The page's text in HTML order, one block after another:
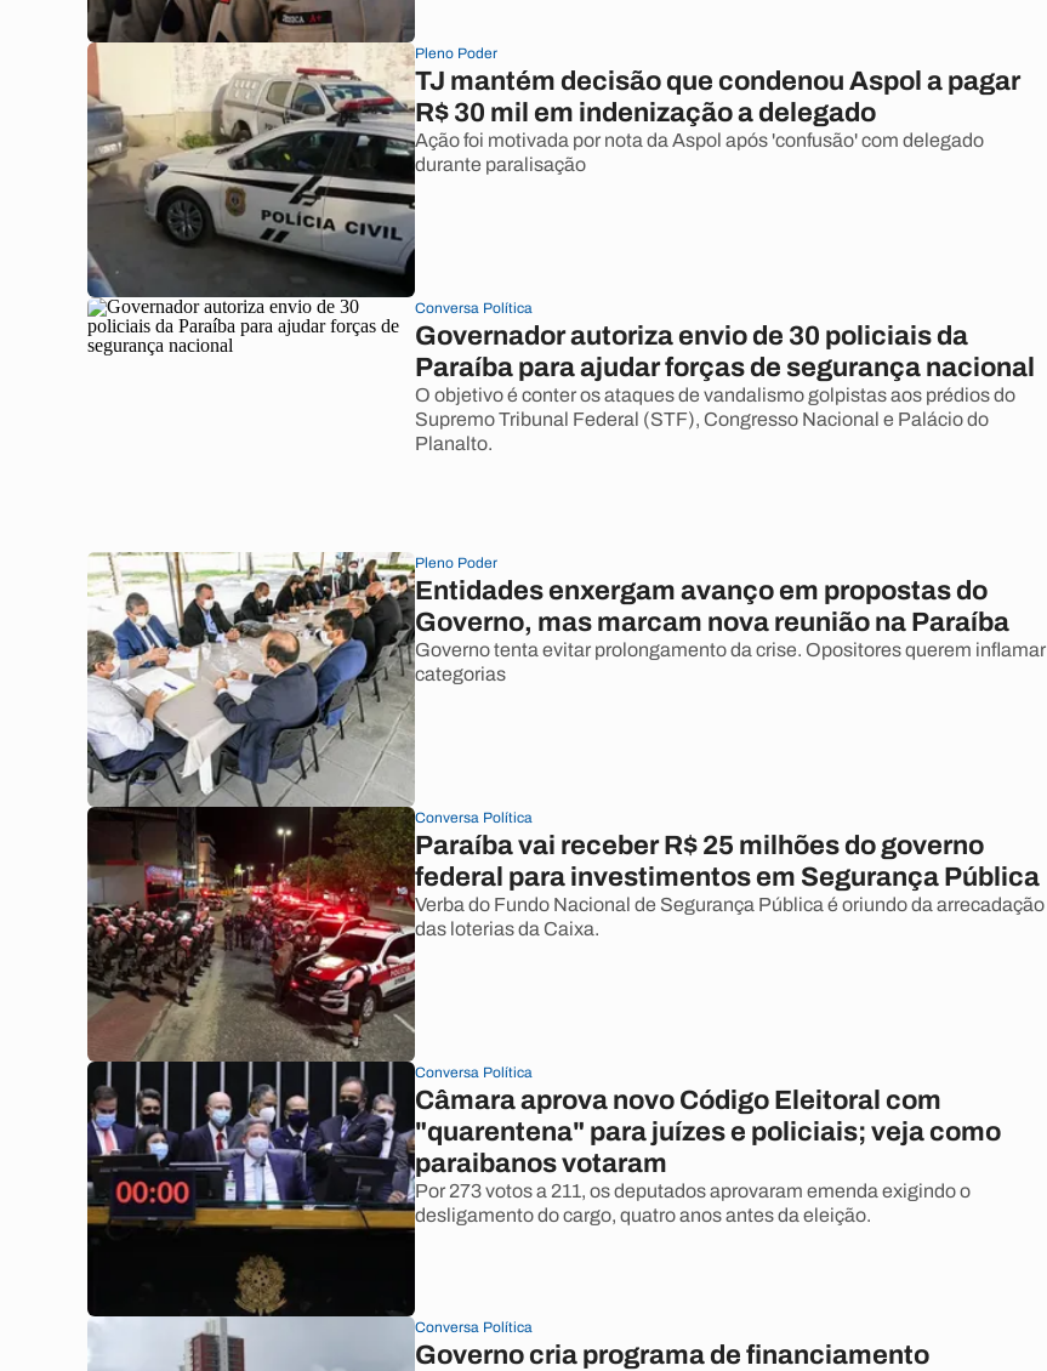
Pleno Poder
TJ mantém decisão que condenou Aspol a pagar
R$ 30 mil em indenização a delegado
Ação foi motivada por nota da Aspol após 'confusão' com delegado
durante paralisação
Conversa Política
Governador autoriza envio de 30 policiais da
Paraíba para ajudar forças de segurança nacional
O objetivo é conter os ataques de vandalismo golpistas aos prédios do
Supremo Tribunal Federal (STF), Congresso Nacional e Palácio do
Planalto.
Pleno Poder
Entidades enxergam avanço em propostas do
Governo, mas marcam nova reunião na Paraíba
Governo tenta evitar prolongamento da crise. Opositores querem inflamar
categorias
Conversa Política
Paraíba vai receber R$ 25 milhões do governo
federal para investimentos em Segurança Pública
Verba do Fundo Nacional de Segurança Pública é oriundo da arrecadação
das loterias da Caixa.
Conversa Política
Câmara aprova novo Código Eleitoral com
"quarentena" para juízes e policiais; veja como
paraibanos votaram
Por 273 votos a 211, os deputados aprovaram emenda exigindo o
desligamento do cargo, quatro anos antes da eleição.
Conversa Política
Governo cria programa de financiamento